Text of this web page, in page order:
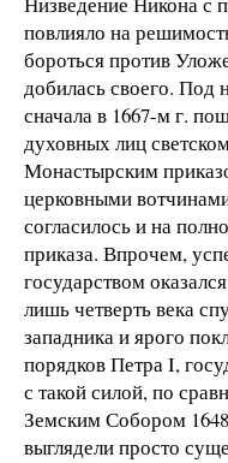
повлияло на
бороться против
добилась своего. Под
сначала в 1667-м г.
духовных лиц
Монастырским
церковными
согласилось и на
приказа. Впрочем,
государством
лишь четверть века
западника и ярого
порядков Петра I,
с такой силой, по
Земским Собором
выглядели просто